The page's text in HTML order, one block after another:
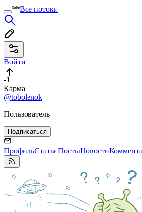
Все потоки
Войти
-1
Карма
@tobolenok
Пользователь
Подписаться
ПрофильСтатьиПостыНовости